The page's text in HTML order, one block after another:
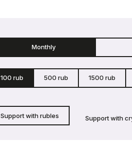
Monthly
100 rub 500 rub 1500 rub
Support with rubles Support with